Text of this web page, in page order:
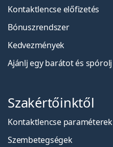
Kontaktlencse előfizetés
Bónuszrendszer
Kedvezmények
Ajánlj egy barátot és spórolj
Szakértőinktől
Kontaktlencse paraméterek
Szembetegségek